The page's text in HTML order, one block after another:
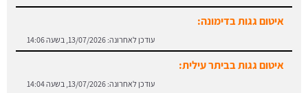
איטום גגות בדימונה:
עודכן לאחרונה: 13/07/2026, בשעה 14:06
איטום גגות בביתר עילית:
עודכן לאחרונה: 13/07/2026, בשעה 14:04